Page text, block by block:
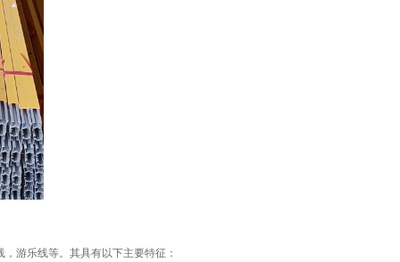
游乐线等。其具有以下主要特征：